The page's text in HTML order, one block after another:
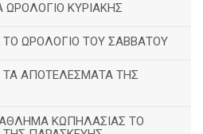
ΚΥΡΙΑΚΗΣ
ΩΡΟΛΟΓΙΟ ΤΟΥ ΣΑΒΒΑΤΟΥ
ΑΠΟΤΕΛΕΣΜΑΤΑ ΤΗΣ
ΚΩΠΗΛΑΣΙΑΣ ΤΟ